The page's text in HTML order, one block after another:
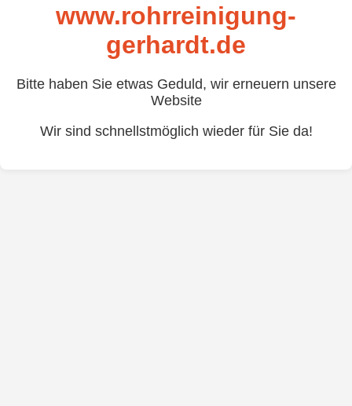
www.rohrreinigung-
gerhardt.de
Bitte haben Sie etwas Geduld, wir erneuern unsere
Website
Wir sind schnellstmöglich wieder für Sie da!